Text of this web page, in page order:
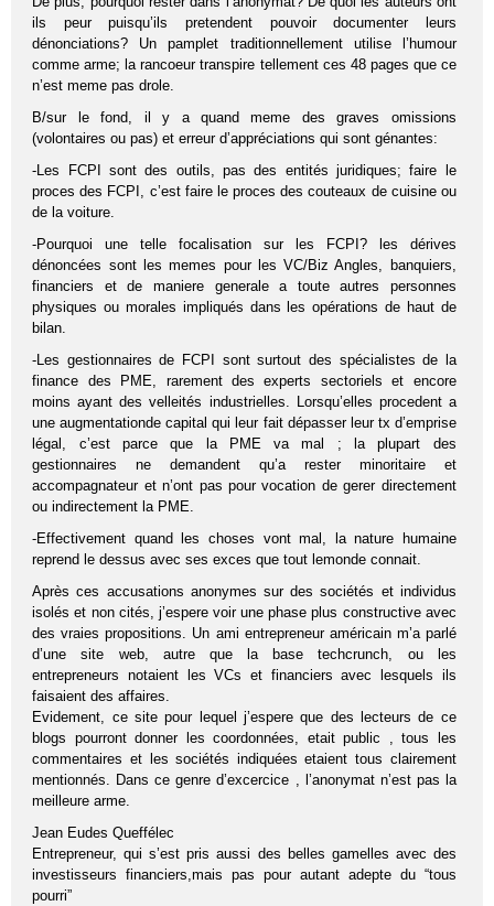
ils peur puisqu’ils pretendent pouvoir documenter leurs
dénonciations? Un pamplet traditionnellement utilise l’humour
comme arme; la rancoeur transpire tellement ces 48 pages que ce
n’est meme pas drole.
B/sur le fond, il y a quand meme des graves omissions
(volontaires ou pas) et erreur d’appréciations qui sont génantes:
-Les FCPI sont des outils, pas des entités juridiques; faire le
proces des FCPI, c’est faire le proces des couteaux de cuisine ou
de la voiture.
-Pourquoi une telle focalisation sur les FCPI? les dérives
dénoncées sont les memes pour les VC/Biz Angles, banquiers,
financiers et de maniere generale a toute autres personnes
physiques ou morales impliqués dans les opérations de haut de
bilan.
-Les gestionnaires de FCPI sont surtout des spécialistes de la
finance des PME, rarement des experts sectoriels et encore
moins ayant des velleités industrielles. Lorsqu’elles procedent a
une augmentationde capital qui leur fait dépasser leur tx d’emprise
légal, c’est parce que la PME va mal ; la plupart des
gestionnaires ne demandent qu’a rester minoritaire et
accompagnateur et n’ont pas pour vocation de gerer directement
ou indirectement la PME.
-Effectivement quand les choses vont mal, la nature humaine
reprend le dessus avec ses exces que tout lemonde connait.
Après ces accusations anonymes sur des sociétés et individus
isolés et non cités, j’espere voir une phase plus constructive avec
des vraies propositions. Un ami entrepreneur américain m’a parlé
d’une site web, autre que la base techcrunch, ou les
entrepreneurs notaient les VCs et financiers avec lesquels ils
faisaient des affaires.
Evidement, ce site pour lequel j’espere que des lecteurs de ce
blogs pourront donner les coordonnées, etait public , tous les
commentaires et les sociétés indiquées etaient tous clairement
mentionnés. Dans ce genre d’excercice , l’anonymat n’est pas la
meilleure arme.
Jean Eudes Queffélec
Entrepreneur, qui s’est pris aussi des belles gamelles avec des
investisseurs financiers,mais pas pour autant adepte du “tous
pourri”